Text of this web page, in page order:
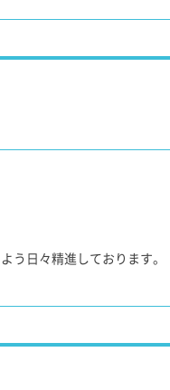
う日々精進しております。